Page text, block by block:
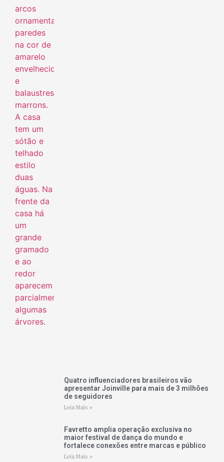
Quatro influenciadores brasileiros vão
apresentar Joinville para mais de 3 milhões
de seguidores
Leia Mais »
Favretto amplia operação exclusiva no
maior festival de dança do mundo e
fortalece conexões entre marcas e público
Leia Mais »